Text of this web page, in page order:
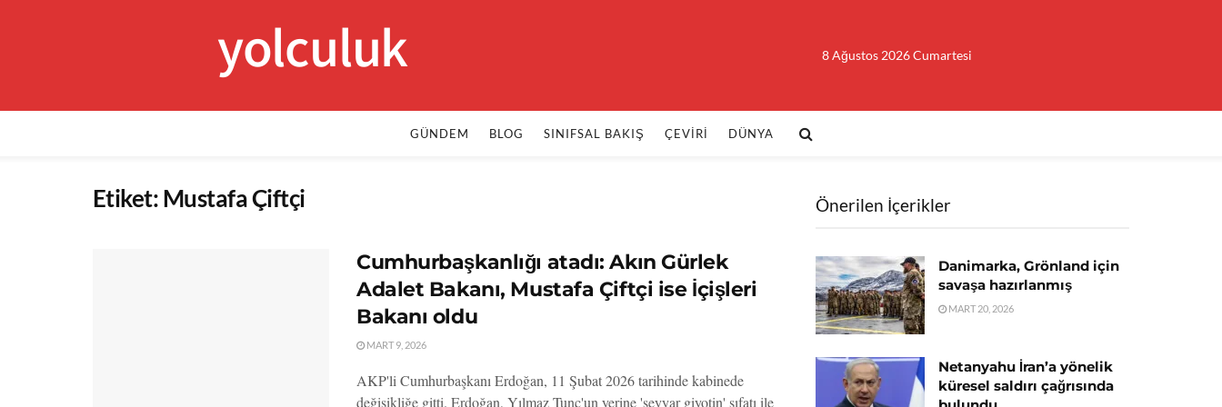
yolculuk 8 Ağustos 2026 Cumartesi
GÜNDEM BLOG SINIFSAL BAKIŞ ÇEVIRI DÜNYA
Etiket:Mustafa Çiftçi
Cumhurbaşkanlığı atadı: Akın Gürlek
Adalet Bakanı, Mustafa Çiftçi ise İçişleri
Bakanı oldu
MART 9, 2026
AKP'li Cumhurbaşkanı Erdoğan, 11 Şubat 2026 tarihinde kabinede
değişikliğe gitti. Erdoğan, Yılmaz Tunç'un yerine 'seyyar giyotin' sıfatı ile
Önerilen İçerikler
Danimarka, Grönland için
savaşa hazırlanmış
MART 20, 2026
Netanyahu İran’a yönelik
küresel saldırı çağrısında